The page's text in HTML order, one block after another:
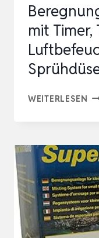
mit
WEITERLESEN